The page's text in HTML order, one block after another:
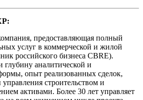
предоставляющая полный
услуг в коммерческой и жилой
российского бизнеса CBRE).
глубину аналитической и
опыт реализованных сделок,
строительством и
активами. Более 30 лет управляет